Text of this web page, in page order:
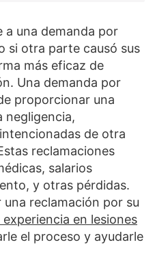
a una demanda por
si otra parte causó sus
más eficaz de
Una demanda por
proporcionar una
negligencia,
de otra
reclamaciones
salarios
y otras pérdidas.
reclamación por su
en lesiones
el proceso y ayudarle